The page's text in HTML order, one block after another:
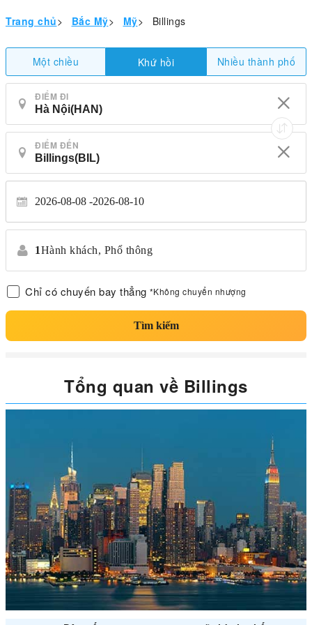
Trang chủ> Bắc Mỹ> Mỹ> Billings
Một chiều Khứ hồi Nhiều thành phố
ĐIỂM ĐI
ĐIỂM ĐẾN
2026-08-08 2026-08-10
1Hành khách, Phổ thông
Chỉ có chuyến bay thẳng *Không chuyển nhượng
Tìm kiếm
Tổng quan về Billings